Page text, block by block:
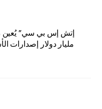
“إتش إس بي سي” يُعين
16.5 مليار دولار